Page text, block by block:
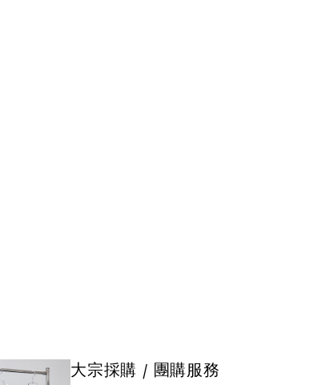
大宗採購 / 團購服務